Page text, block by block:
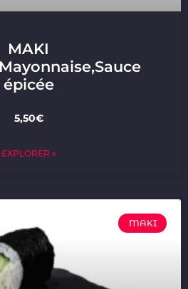
MAKI
épicée
5,50€
EXPLORER »
MAKI